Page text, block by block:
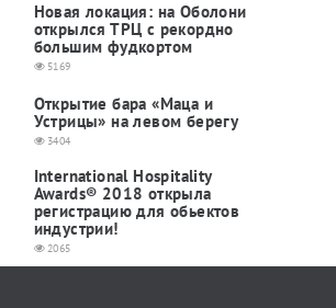
Новая локация: на Оболони
открылся ТРЦ с рекордно
большим фудкортом
5169
Открытие бара «Маца и
Устрицы» на левом берегу
3404
International Hospitality
Awards® 2018 открыла
регистрацию для обьектов
индустрии!
2065